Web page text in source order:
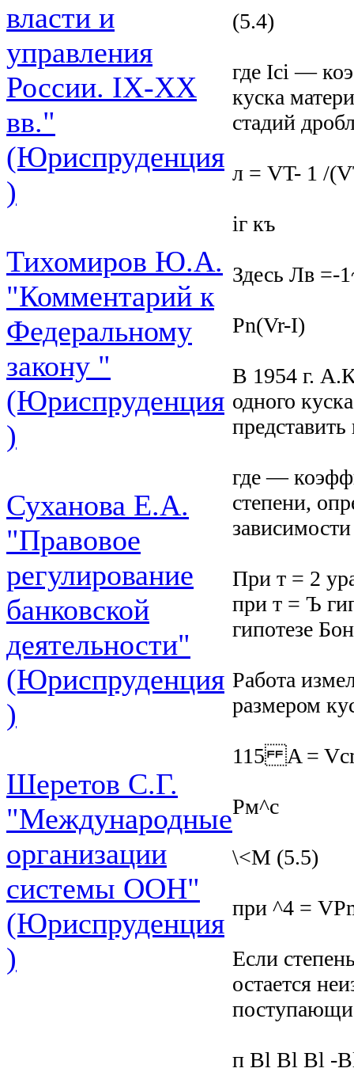
власти и
управления
России. IХ-ХХ
вв."
(Юриспруденция
)
Тихомиров Ю.А.
"Комментарий к
Федеральному
закону "
(Юриспруденция
)
Суханова Е.А.
"Правовое
регулирование
банковской
деятельности"
(Юриспруденция
)
Шеретов С.Г.
"Международные
организации
системы ООН"
(Юриспруденция
)
(5.4)
где Ici —
куска
стадий
л = VT- 1 /
iг къ
Здесь Лв =-
Pn(Vr-I)
В 1954 г.
одного
где —
степени,
При т = 2
при т = Ъ
гипотезе
Работа
размером
115 A =
Рм^с
\<М (5.5)
при ^4 =
Если
остается
п Bl Bl Bl -